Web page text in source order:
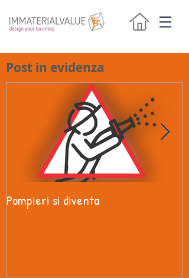
Post in evidenza
Pompieri si diventa